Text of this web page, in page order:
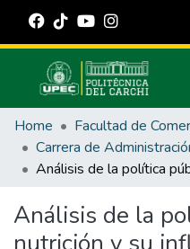
Communities & Collections
All of DSpace
Statistics
Estadísticas Externas
Manuales
Home
Análisis de la